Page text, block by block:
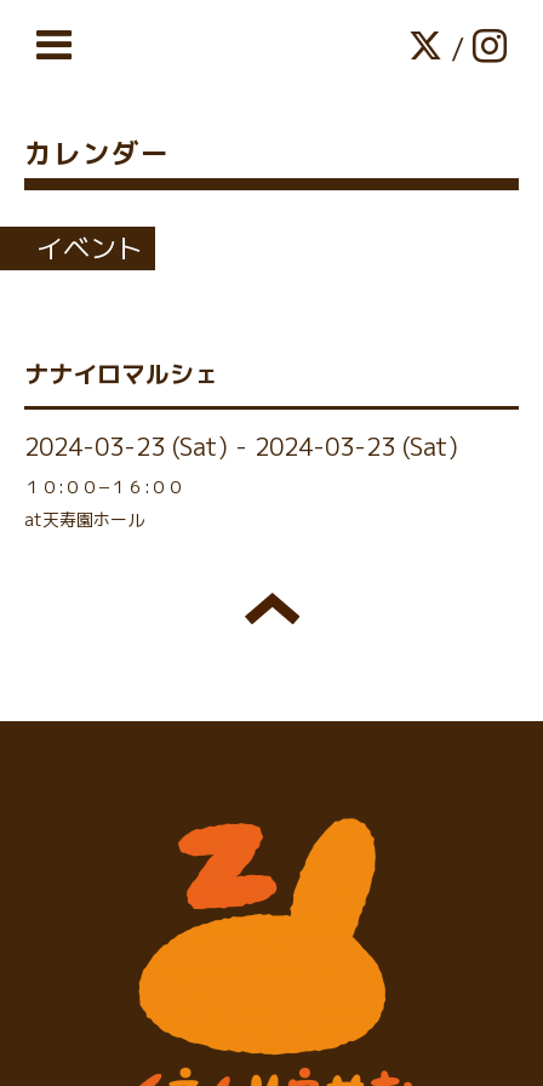
/
カレンダー
イベント
ナナイロマルシェ
2024-03-23 (Sat) - 2024-03-23 (Sat)
１０:００−１６:００
at天寿園ホール